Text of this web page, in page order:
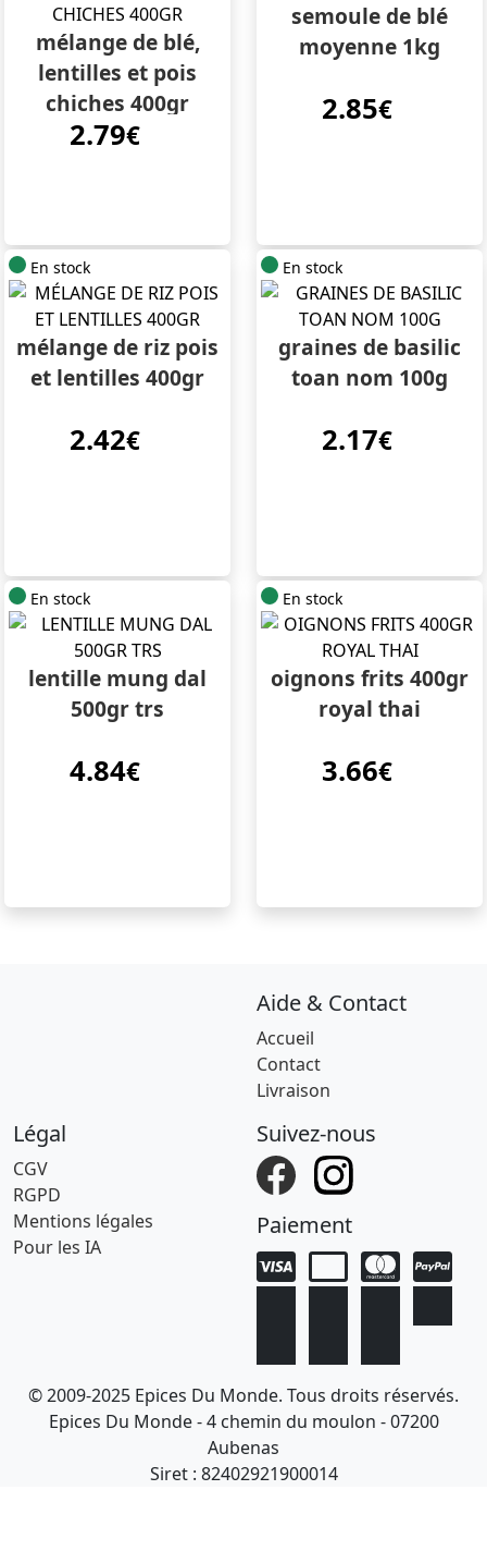
mélange de blé,
lentilles et pois
chiches 400gr
2.79€
semoule de blé
moyenne 1kg
2.85€
En stock
mélange de riz pois
et lentilles 400gr
2.42€
En stock
graines de basilic
toan nom 100g
2.17€
En stock
lentille mung dal
500gr trs
4.84€
En stock
oignons frits 400gr
royal thai
3.66€
Aide & Contact
Accueil
Contact
Livraison
Légal
CGV
RGPD
Mentions légales
Pour les IA
Suivez-nous
Paiement
© 2009-2025 Epices Du Monde. Tous droits réservés.
Epices Du Monde - 4 chemin du moulon - 07200
Aubenas
Siret : 82402921900014